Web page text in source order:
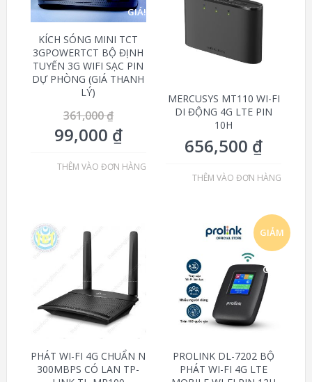
GIÁ!
KÍCH SÓNG MINI TCT
3GPOWERTCT BỘ ĐỊNH
TUYẾN 3G WIFI SẠC PIN
DỰ PHÒNG (GIÁ THANH
LÝ)
361,000₫
99,000 ₫
THÊM VÀO ĐƠN HÀNG
MERCUSYS MT110 WI-FI
DI ĐỘNG 4G LTE PIN
10H
656,500 ₫
THÊM VÀO ĐƠN HÀNG
PHÁT WI-FI 4G CHUẨN N
300MBPS CÓ LAN TP-
GIẢM
GIÁ!
PROLINK DL-7202 BỘ
PHÁT WI-FI 4G LTE